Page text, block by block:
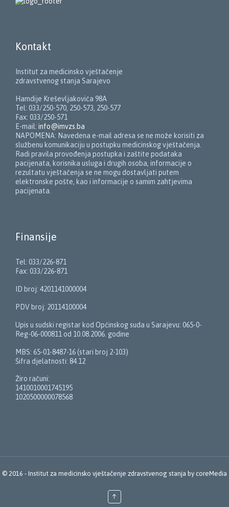
Kontakt
Institut za medicinsko vještačenje
zdravstvenog stanja Sarajevo
Hamdije Kreševljakovića 98A
Tel: 033/250-570, 250-573, 250-577
Fax: 033/250-571
E-mail: info@imvzs.ba
NAPOMENA: Navedena e-mail adresa se ne može korisiti za
službenu komunikaciju u postupku medicinskog vještačenja.
Radi pravila provođenja postupka i zaštite podataka
pacijenata, korisnika usluga i drugih osoba, informacije o
rezultatu vještačenja se ne mogu dostavljati putem
elektronske pošte, kao i informacije o samim zahtjevima
pacijenata.
Finansije
Tel: 033/226-871
Fax: 033/226-871
ID broj: 4201141000004
PDV broj: 20114100004
Upis u sudski registar kod Općinskog suda u Sarajevu: 065-0-
Reg-06-000811 od 10.08.2006. godine
MBS: 65-01-8487-16 (stari broj 2-103)
Šifra djelatnosti: 84.12
Žiro računi:
1410010001745195
1020500000078568
© 2016 - Institut za medicinsko vještačenje zdravstvenog stanja by coreMedia
↑